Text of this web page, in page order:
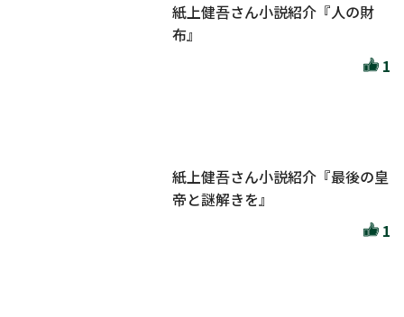
紙上健吾さん小説紹介『人の財
布』
1
紙上健吾さん小説紹介『最後の皇
帝と謎解きを』
1